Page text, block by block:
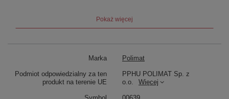
Pokaż więcej
Marka Polimat
Podmiot odpowiedzialny za ten
produkt na terenie UE
PPHU POLIMAT Sp. z
o.o.
Więcej